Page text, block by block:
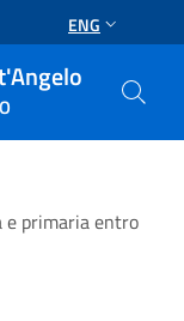
ENG
e primaria entro